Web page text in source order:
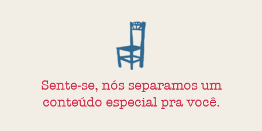
Sente-se, nós separamos um
conteúdo especial pra você.